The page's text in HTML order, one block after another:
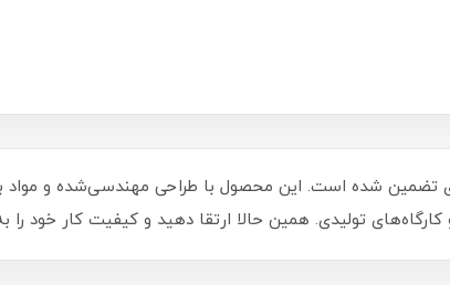
تضمین شده است. این محصول با طراحی مهندسی‌شده و مواد
تولیدی. همین حالا ارتقا دهید و کیفیت کار خود